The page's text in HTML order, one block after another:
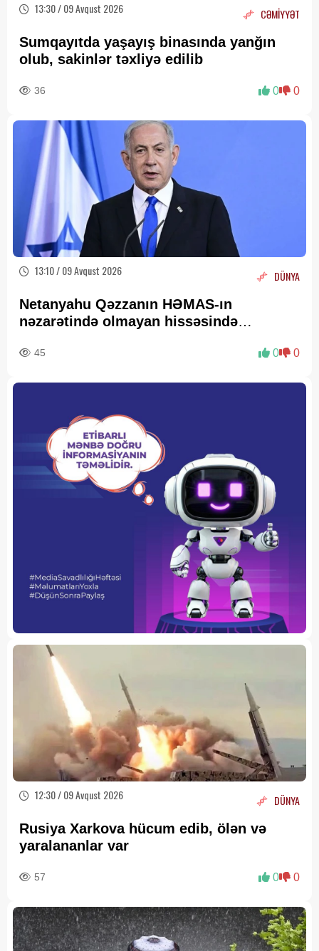
13:30 / 09 Avqust 2026 CƏMİYYƏT
Sumqayıtda yaşayış binasında yanğın
olub, sakinlər təxliyə edilib
36 0 0
13:10 / 09 Avqust 2026 DÜNYA
Netanyahu Qəzzanın HƏMAS-ın
nəzarətində olmayan hissəsində
45 0 0
12:30 / 09 Avqust 2026 DÜNYA
Rusiya Xarkova hücum edib, ölən və
yaralananlar var
57 0 0